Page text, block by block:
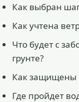
Как выбран
Как учтена
Что будет с
грунте?
Как защищены
Где пройдет